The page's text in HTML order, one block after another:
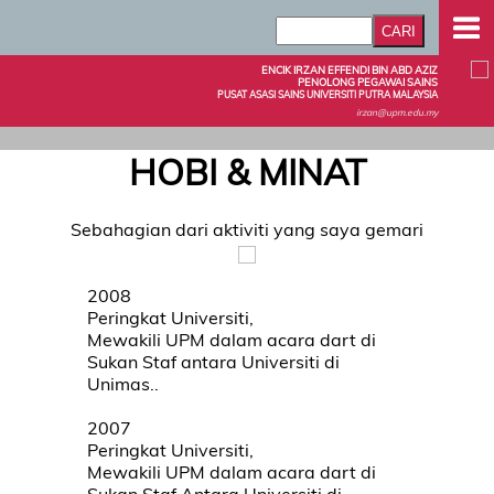
ENCIK IRZAN EFFENDI BIN ABD AZIZ
PENOLONG PEGAWAI SAINS
PUSAT ASASI SAINS UNIVERSITI PUTRA MALAYSIA
irzan@upm.edu.my
HOBI & MINAT
Sebahagian dari aktiviti yang saya gemari
2008
Peringkat Universiti,
Mewakili UPM dalam acara dart di
Sukan Staf antara Universiti di
Unimas..
2007
Peringkat Universiti,
Mewakili UPM dalam acara dart di